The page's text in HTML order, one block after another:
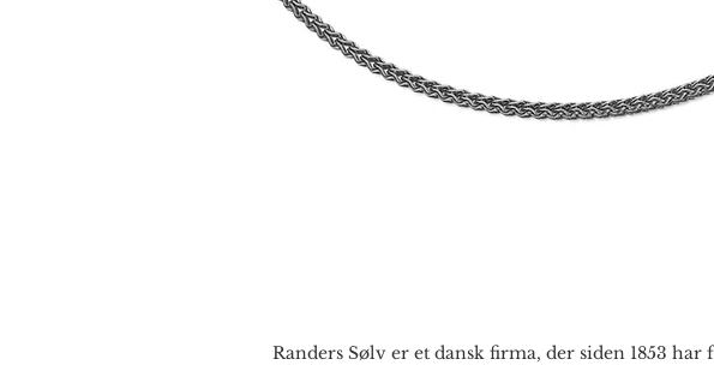
Randers Sølv er et dansk firma, der siden 1853